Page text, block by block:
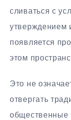
сливаться с
утверждением
появляется
этом
Это не
отвергать
общественные